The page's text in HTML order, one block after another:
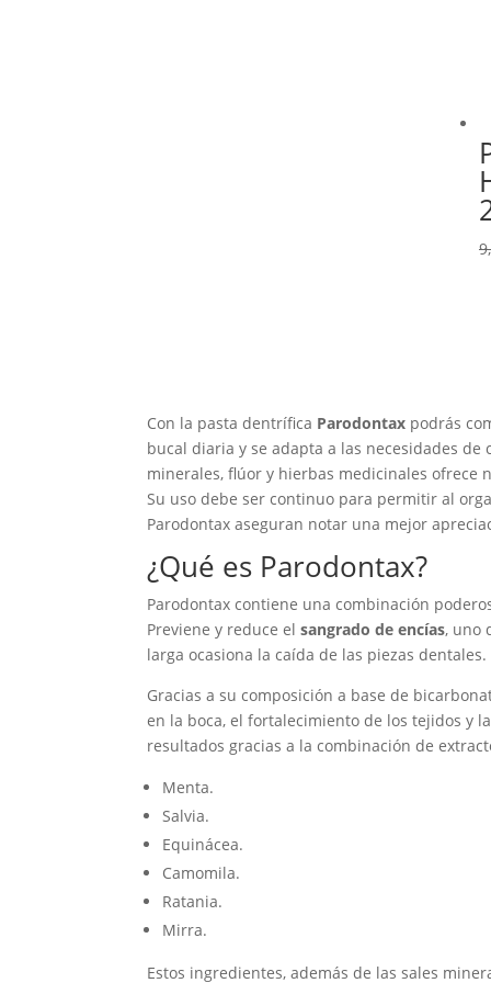
Con la pasta dentrífica Parodontax podrás
bucal diaria y se adapta a las necesidades
minerales, flúor y hierbas medicinales ofrece
Su uso debe ser continuo para permitir al
Parodontax aseguran notar una mejor
¿Qué es Parodontax?
Parodontax contiene una combinación
Previene y reduce elsangrado de encías, uno
larga ocasiona la caída de las piezas dentales.
Gracias a su composición a base de
en la boca, el fortalecimiento de los tejidos y
resultados gracias a la combinación de
Menta.
Salvia.
Equinácea.
Camomila.
Ratania.
Mirra.
Estos ingredientes, además de las sales